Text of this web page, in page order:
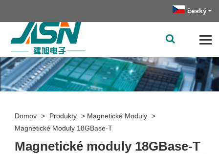
český
Domov > Produkty > Magnetické Moduly >
Magnetické Moduly 18GBase-T
Magnetické moduly 18GBase-T